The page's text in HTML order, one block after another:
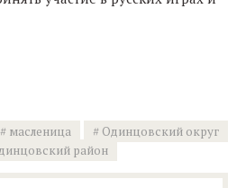
масленица
Одинцовский округ
район